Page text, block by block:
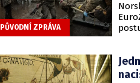
PŮVODNÍ ZPRÁVA
po